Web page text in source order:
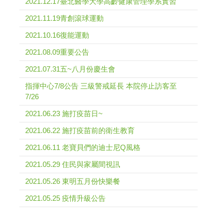
2021.11.19青創滾球運動
2021.10.16復能運動
2021.08.09重要公告
2021.07.31五~八月份慶生會
指揮中心7/8公告 三級警戒延長 本院停止訪客至
7/26
2021.06.23 施打疫苗日~
2021.06.22 施打疫苗前的衛生教育
2021.06.11 老寶貝們的迪士尼Q風格
2021.05.29 住民與家屬間視訊
2021.05.26 東明五月份快樂餐
2021.05.25 疫情升級公告